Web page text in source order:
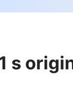
s